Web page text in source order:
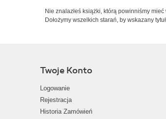
Nie znalazłeś książki, którą powinniśmy
Dołożymy wszelkich starań, by wskazany
Twoje Konto
Logowanie
Rejestracja
Historia Zamówień